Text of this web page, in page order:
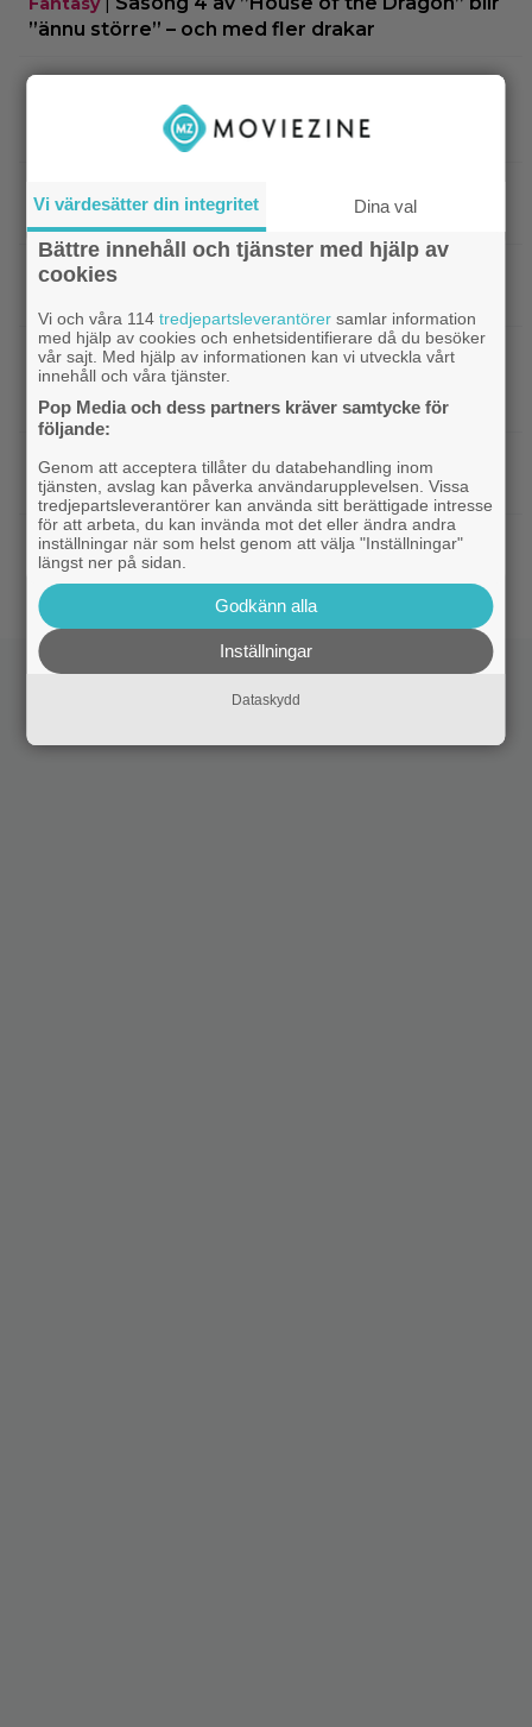
”ännu större” – och med fler drakar
avslutar superstarkt – och Rhaenyra blir äntligen
en intressant karaktär
”Payday”-spelen
Klassiker|
Harry Potter |”Harry Potter”-stjärnan tjänar mer
på OnlyFans än som skådis – drog in 200 000
kronor på en dag
Klassiker|Glöm ”Sagan om Ringen” – tidernas
bästa äventyrsfilm är utsedd
Biotoppen|500 000 svenskar har nu sett ”The
Odyssey” på bio
Vi värdesätter din integritet Dina val
Bättre innehåll och tjänster med hjälp av
cookies
Vi och våra 114tredjepartsleverantörer samlar information
med hjälp av cookies och enhetsidentifierare då du besöker
vår sajt. Med hjälp av informationen kan vi utveckla vårt
innehåll och våra tjänster.
Pop Media och dess partners kräver samtycke för
följande:
Genom att acceptera tillåter du databehandling inom
tjänsten, avslag kan påverka användarupplevelsen. Vissa
tredjepartsleverantörer kan använda sitt berättigade intresse
för att arbeta, du kan invända mot det eller ändra andra
inställningar när som helst genom att välja "Inställningar"
längst ner på sidan.
Godkänn alla
Inställningar
Dataskydd